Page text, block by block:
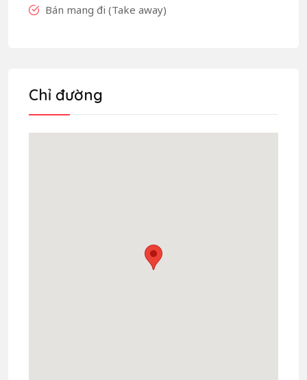
Bán mang đi (Take away)
Chỉ đường